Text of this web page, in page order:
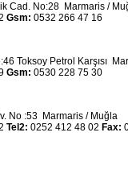
Cad. No:28 Marmaris /
Gsm: 0532 266 47 16
Toksoy Petrol Karşısı
Gsm: 0530 228 75 30
No :53 Marmaris / Muğla
Tel2: 0252 412 48 02 Fax: